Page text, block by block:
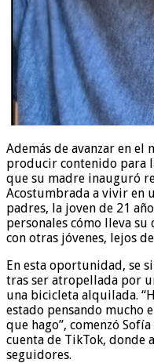
Además de avanzar en el
producir contenido para
que su madre inauguró
Acostumbrada a vivir en
padres, la joven de 21
personales cómo lleva
con otras jóvenes, lejos
En esta oportunidad, se
tras ser atropellada por
una bicicleta alquilada.
estado pensando mucho
que hago”, comenzó
cuenta de TikTok, donde
seguidores.